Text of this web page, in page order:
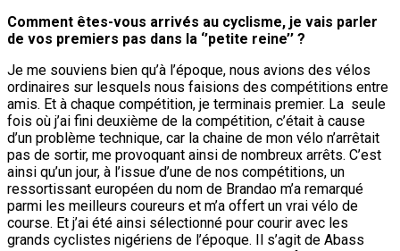
Comment êtes-vous arrivés au cyclisme, je vais parler
de vos premiers pas dans la ‘’petite reine’’ ?
Je me souviens bien qu’à l’époque, nous avions des vélos
ordinaires sur lesquels nous faisions des compétitions entre
amis. Et à chaque compétition, je terminais premier. La seule
fois où j’ai fini deuxième de la compétition, c’était à cause
d’un problème technique, car la chaine de mon vélo n’arrêtait
pas de sortir, me provoquant ainsi de nombreux arrêts. C’est
ainsi qu’un jour, à l’issue d’une de nos compétitions, un
ressortissant européen du nom de Brandao m’a remarqué
parmi les meilleurs coureurs et m’a offert un vrai vélo de
course. Et j’ai été ainsi sélectionné pour courir avec les
grands cyclistes nigériens de l’époque. Il s’agit de Abass